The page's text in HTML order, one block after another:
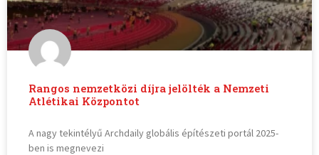
Rangos nemzetközi díjra jelölték a Nemzeti
Atlétikai Központot
A nagy tekintélyű Archdaily globális építészeti portál 2025-
ben is megnevezi